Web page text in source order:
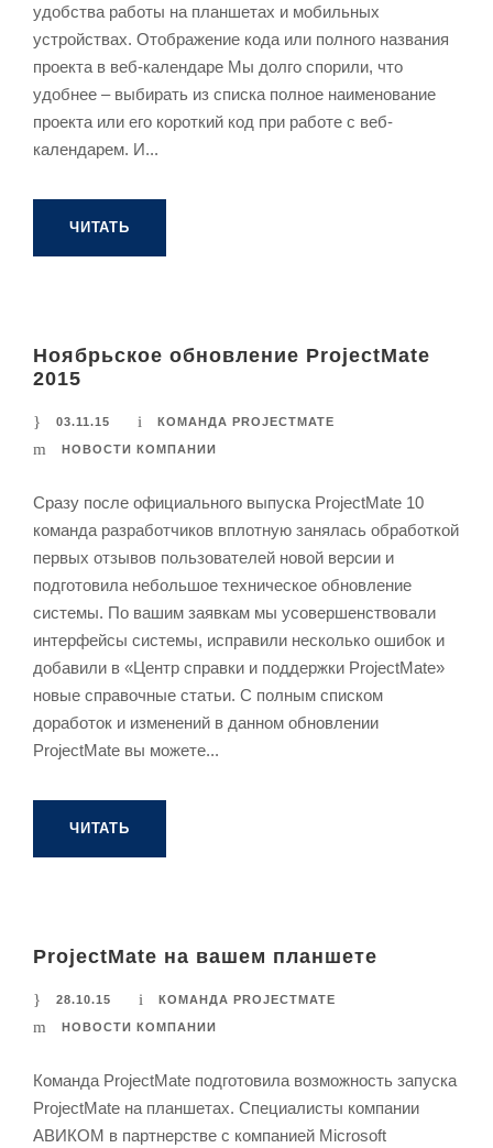
удобства работы на планшетах и мобильных
устройствах. Отображение кода или полного названия
проекта в веб-календаре Мы долго спорили, что
удобнее – выбирать из списка полное наименование
проекта или его короткий код при работе с веб-
календарем. И...
ЧИТАТЬ
Ноябрьское обновление ProjectMate
2015
03.11.15 КОМАНДА PROJECTMATE
НОВОСТИ КОМПАНИИ
Сразу после официального выпуска ProjectMate 10
команда разработчиков вплотную занялась обработкой
первых отзывов пользователей новой версии и
подготовила небольшое техническое обновление
системы. По вашим заявкам мы усовершенствовали
интерфейсы системы, исправили несколько ошибок и
добавили в «Центр справки и поддержки ProjectMate»
новые справочные статьи. С полным списком
доработок и изменений в данном обновлении
ProjectMate вы можете...
ЧИТАТЬ
ProjectMate на вашем планшете
28.10.15 КОМАНДА PROJECTMATE
НОВОСТИ КОМПАНИИ
Команда ProjectMate подготовила возможность запуска
ProjectMate на планшетах. Специалисты компании
АВИКОМ в партнерстве с компанией Microsoft